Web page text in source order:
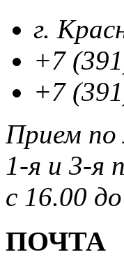
г.
+7
+7
Прием по
1-я и 3-я
с 16.00
ПОЧТА